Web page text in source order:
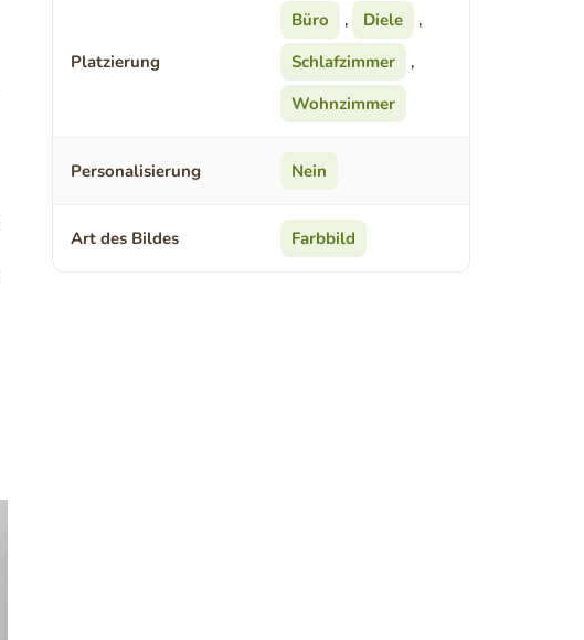
Platzierung
Büro , Diele
,
Schlafzimmer
,
Wohnzimmer
Personalisierung Nein
Art des Bildes Farbbild